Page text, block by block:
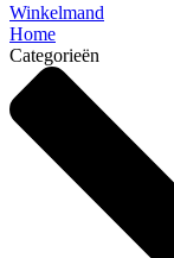
Winkelmand
Home
Categorieën